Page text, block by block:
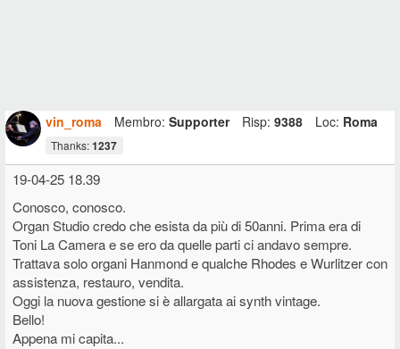
vin_roma Membro: Supporter Risp: 9388 Loc: Roma
Thanks:1237
19-04-25 18.39
Conosco, conosco.
Organ Studio credo che esista da più di 50anni. Prima era di
Toni La Camera e se ero da quelle parti ci andavo sempre.
Trattava solo organi Hanmond e qualche Rhodes e Wurlitzer con
assistenza, restauro, vendita.
Oggi la nuova gestione si è allargata ai synth vintage.
Bello!
Appena mi capita...